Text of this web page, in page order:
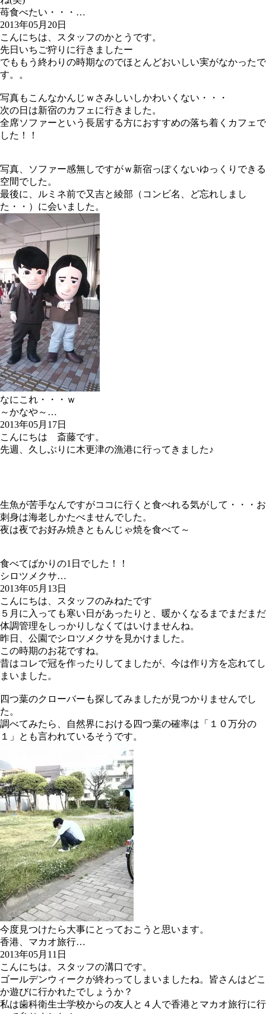
苺食べたい・・・…
2013年05月20日
こんにちは、スタッフのかとうです。
先日いちご狩りに行きましたー
でももう終わりの時期なのでほとんどおいしい実がなかったで
す。。
写真もこんなかんじｗさみしいしかわいくない・・・
次の日は新宿のカフェに行きました。
全席ソファーという長居する方におすすめの落ち着くカフェで
した！！
写真、ソファー感無しですがｗ新宿っぽくないゆっくりできる
空間でした。
最後に、ルミネ前で又吉と綾部（コンビ名、ど忘れしまし
た・・）に会いました。
なにこれ・・・ｗ
～かなや～…
2013年05月17日
こんにちは 斎藤です。
先週、久しぶりに木更津の漁港に行ってきました♪
生魚が苦手なんですがココに行くと食べれる気がして・・・お
刺身は海老しかたべませんでした。
夜は夜でお好み焼きともんじゃ焼を食べて～
食べてばかりの1日でした！！
シロツメクサ…
2013年05月13日
こんにちは、スタッフのみねたです
５月に入っても寒い日があったりと、暖かくなるまでまだまだ
体調管理をしっかりしなくてはいけませんね。
昨日、公園でシロツメクサを見かけました。
この時期のお花ですね。
昔はコレで冠を作ったりしてましたが、今は作り方を忘れてし
まいました。
四つ葉のクローバーも探してみましたが見つかりませんでし
た。
調べてみたら、自然界における四つ葉の確率は「１０万分の
１」とも言われているそうです。
今度見つけたら大事にとっておこうと思います。
香港、マカオ旅行…
2013年05月11日
こんにちは。スタッフの溝口です。
ゴールデンウィークが終わってしまいましたね。皆さんはどこ
か遊びに行かれたでしょうか？
私は歯科衛生士学校からの友人と４人で香港とマカオ旅行に行